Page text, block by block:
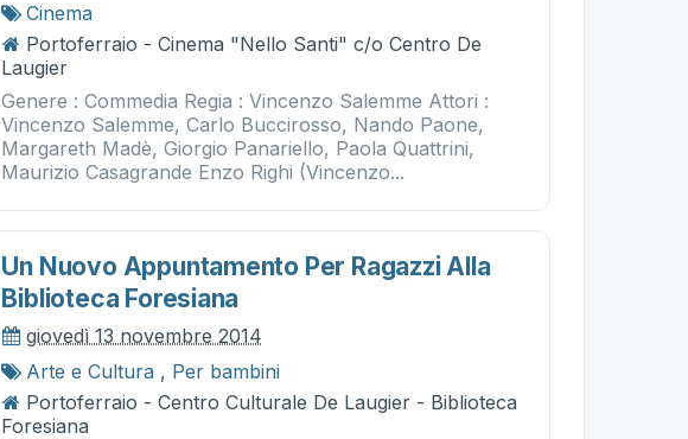
Cinema
Portoferraio - Cinema "Nello Santi" c/o Centro De
Laugier
Genere : Commedia Regia : Vincenzo Salemme Attori :
Vincenzo Salemme, Carlo Buccirosso, Nando Paone,
Margareth Madè, Giorgio Panariello, Paola Quattrini,
Maurizio Casagrande Enzo Righi (Vincenzo...
Un Nuovo Appuntamento Per Ragazzi Alla
Biblioteca Foresiana
giovedì 13 novembre 2014
Arte e Cultura , Per bambini
Portoferraio - Centro Culturale De Laugier - Biblioteca
Foresiana